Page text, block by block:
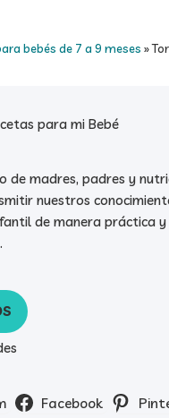
bebés de 7 a 9 meses »
para mi Bebé
de madres, padres y
nuestros
de manera práctica
Facebook